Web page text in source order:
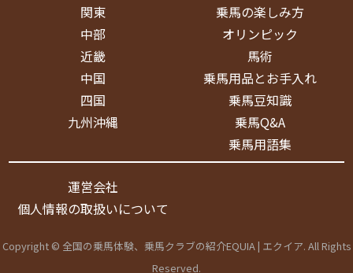
関東
中部
近畿
中国
四国
九州沖縄
乗馬の楽しみ方
オリンピック
馬術
乗馬用品とお手入れ
乗馬豆知識
乗馬Q&A
乗馬用語集
運営会社
個人情報の取扱いについて
Copyright © 全国の乗馬体験、乗馬クラブの紹介EQUIA | エクイア. All Rights
Reserved.